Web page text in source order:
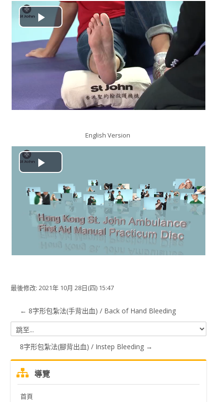
課
播
放
视
频
English Version
播
放
视
频
最後修改: 2021年 10月 28日(四) 15:47
← 8字形包紮法(手背出血) / Back of Hand Bleeding
跳
至...8字形包紮法(腳背出血) / Instep Bleeding →
過
導覽
首頁